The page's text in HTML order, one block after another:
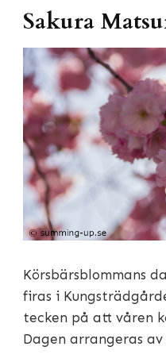
Sakura
Körsbärsblommans
firas i
tecken på att våren
Dagen arrangeras